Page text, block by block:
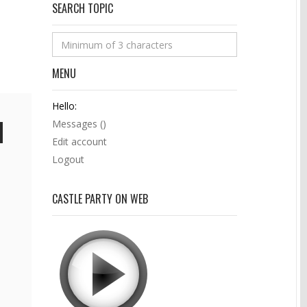
SEARCH TOPIC
MENU
Hello:
Messages ()
Edit account
Logout
CASTLE PARTY ON WEB